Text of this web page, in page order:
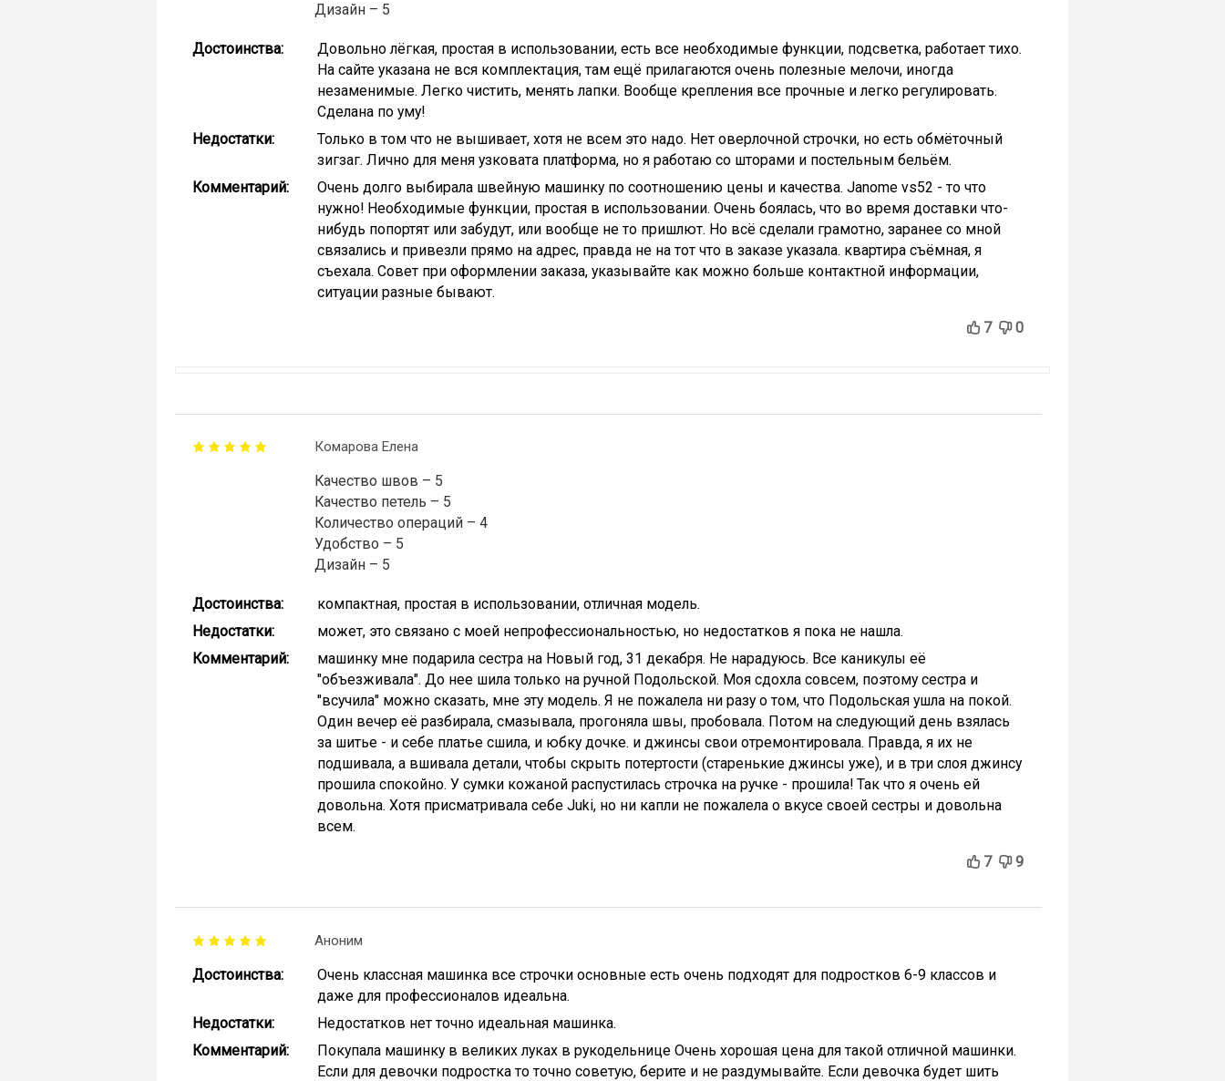
Дизайн – 5
Достоинства:
Довольно лёгкая, простая в использовании, есть все необходимые функции, подсветка, работает тихо.
На сайте указана не вся комплектация, там ещё прилагаются очень полезные мелочи, иногда
незаменимые. Легко чистить, менять лапки. Вообще крепления все прочные и легко регулировать.
Сделана по уму!
Недостатки:
Только в том что не вышивает, хотя не всем это надо. Нет оверлочной строчки, но есть обмёточный
зигзаг. Лично для меня узковата платформа, но я работаю со шторами и постельным бельём.
Комментарий:
Очень долго выбирала швейную машинку по соотношению цены и качества. Janome vs52 - то что
нужно! Необходимые функции, простая в использовании. Очень боялась, что во время доставки что-
нибудь попортят или забудут, или вообще не то пришлют. Но всё сделали грамотно, заранее со мной
связались и привезли прямо на адрес, правда не на тот что в заказе указала. квартира съёмная, я
съехала. Совет при оформлении заказа, указывайте как можно больше контактной информации,
ситуации разные бывают.
7 0
Комарова Елена
Качество швов – 5
Качество петель – 5
Количество операций – 4
Удобство – 5
Дизайн – 5
Достоинства:
компактная, простая в использовании, отличная модель.
Недостатки:
может, это связано с моей непрофессиональностью, но недостатков я пока не нашла.
Комментарий:
машинку мне подарила сестра на Новый год, 31 декабря. Не нарадуюсь. Все каникулы её
"объезживала". До нее шила только на ручной Подольской. Моя сдохла совсем, поэтому сестра и
"всучила" можно сказать, мне эту модель. Я не пожалела ни разу о том, что Подольская ушла на покой.
Один вечер её разбирала, смазывала, прогоняла швы, пробовала. Потом на следующий день взялась
за шитье - и себе платье сшила, и юбку дочке. и джинсы свои отремонтировала. Правда, я их не
подшивала, а вшивала детали, чтобы скрыть потертости (старенькие джинсы уже), и в три слоя джинсу
прошила спокойно. У сумки кожаной распустилась строчка на ручке - прошила! Так что я очень ей
довольна. Хотя присматривала себе Juki, но ни капли не пожалела о вкусе своей сестры и довольна
всем.
7 9
Аноним
Достоинства:
Очень классная машинка все строчки основные есть очень подходят для подростков 6-9 классов и
даже для профессионалов идеальна.
Недостатки:
Недостатков нет точно идеальная машинка.
Комментарий:
Покупала машинку в великих луках в рукодельнице Очень хорошая цена для такой отличной машинки.
Если для девочки подростка то точно советую, берите и не раздумывайте. Если девочка будет шить